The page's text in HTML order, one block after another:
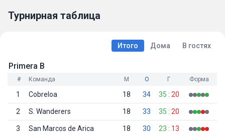
Турнирная таблица
Итого Дома В гостях
Primera B
# Команда М О Г Форма
1 Cobreloa 18 34 35 : 20
2 S. Wanderers 18 33 35 : 20
3 San Marcos de Arica 18 30 23 : 13